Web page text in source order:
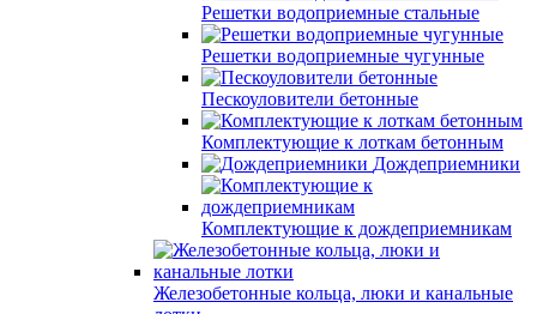
Решетки водоприемные стальные
Решетки водоприемные чугунные
Пескоуловители бетонные
Комплектующие к лоткам бетонным
Дождеприемники
Комплектующие к дождеприемникам
Железобетонные кольца, люки и канальные